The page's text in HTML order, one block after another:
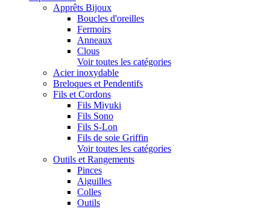
Apprêts Bijoux
Boucles d'oreilles
Fermoirs
Anneaux
Clous
Voir toutes les catégories
Acier inoxydable
Breloques et Pendentifs
Fils et Cordons
Fils Miyuki
Fils Sono
Fils S-Lon
Fils de soie Griffin
Voir toutes les catégories
Outils et Rangements
Pinces
Aiguilles
Colles
Outils